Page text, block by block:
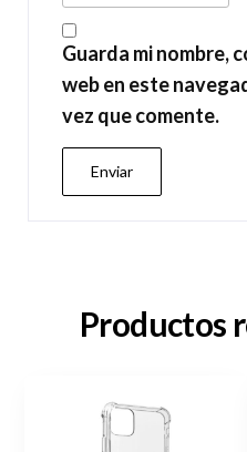
Guarda mi nombre,
web en este
vez que comente.
Productos